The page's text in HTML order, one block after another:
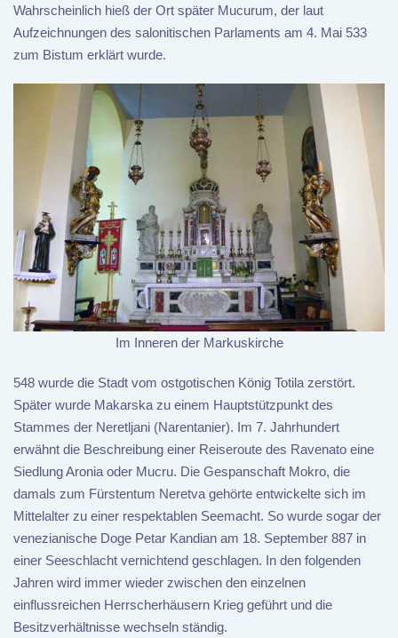
Wahrscheinlich hieß der Ort später Mucurum, der laut
Aufzeichnungen des salonitischen Parlaments am 4. Mai 533
zum Bistum erklärt wurde.
Im Inneren der Markuskirche
548 wurde die Stadt vom ostgotischen König Totila zerstört.
Später wurde Makarska zu einem Hauptstützpunkt des
Stammes der Neretljani (Narentanier). Im 7. Jahrhundert
erwähnt die Beschreibung einer Reiseroute des Ravenato eine
Siedlung Aronia oder Mucru. Die Gespanschaft Mokro, die
damals zum Fürstentum Neretva gehörte entwickelte sich im
Mittelalter zu einer respektablen Seemacht. So wurde sogar der
venezianische Doge Petar Kandian am 18. September 887 in
einer Seeschlacht vernichtend geschlagen. In den folgenden
Jahren wird immer wieder zwischen den einzelnen
einflussreichen Herrscherhäusern Krieg geführt und die
Besitzverhältnisse wechseln ständig.